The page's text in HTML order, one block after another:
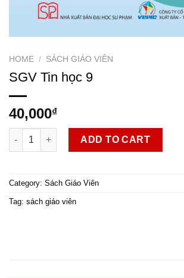
HOME / SÁCH GIÁO VIÊN
SGV Tin học 9
40,000₫
SGV Tin học 9 quantity
ADD TO CART
Category: Sách Giáo Viên
Tag: sách giáo viên